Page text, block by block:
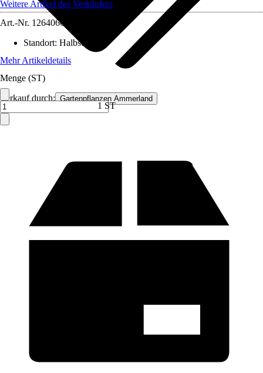
Verkauf durch: Gartenpflanzen Ammerland
Weitere Artikel des Verkäufers
Art.-Nr. 12640660
Standort: Halbschatten
Mehr Artikeldetails
Menge (ST)
1 ST